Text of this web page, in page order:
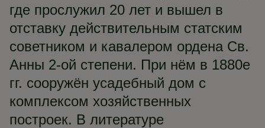
где прослужил 20 лет и вышел в
отставку действительным статским
советником и кавалером ордена Св.
Анны 2-ой степени. При нём в 1880е
гг. сооружён усадебный дом с
комплексом хозяйственных
построек. В литературе